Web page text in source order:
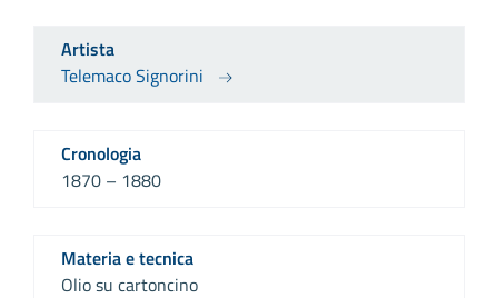
Artista
Telemaco Signorini
Cronologia
1870 – 1880
Materia e tecnica
Olio su cartoncino